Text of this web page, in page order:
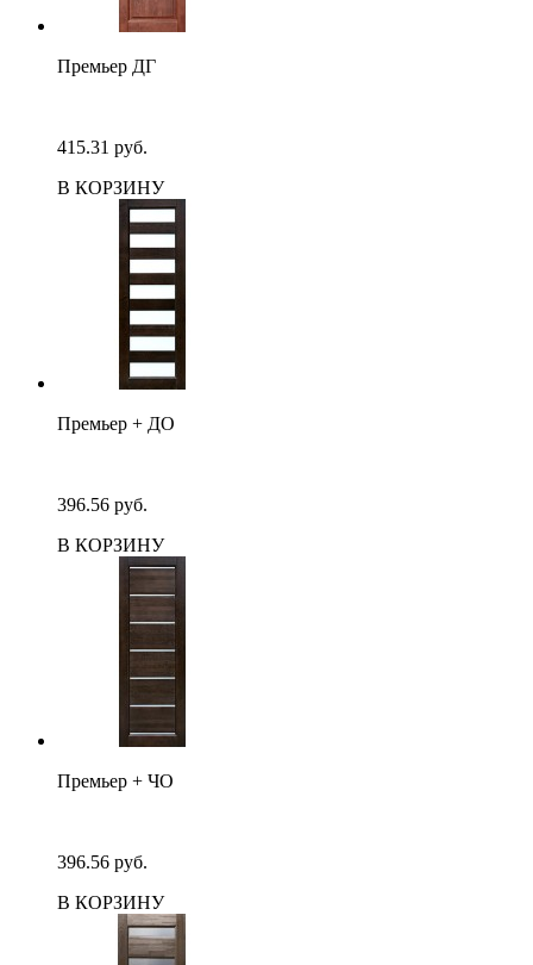
Премьер ДГ
415.31 руб.
В КОРЗИНУ
Премьер + ДО
396.56 руб.
В КОРЗИНУ
Премьер + ЧО
396.56 руб.
В КОРЗИНУ